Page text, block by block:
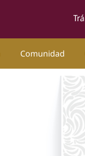
Comunidad